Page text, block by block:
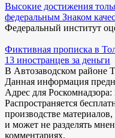
Высокие достижения
федеральным Знаком
Федеральный институт
Фиктивная прописка в
13 иностранцев за деньги
В Автозаводском районе
Данная информация
Адрес для
Распространяется
производстве
и может не разделять
комментариях.